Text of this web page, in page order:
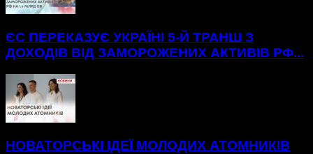
ЄС ПЕРЕКАЗУЄ УКРАЇНІ 5-Й ТРАНШ З
ДОХОДІВ ВІД ЗАМОРОЖЕНИХ АКТИВІВ РФ...
НОВАТОРСЬКІ ІДЕЇ МОЛОДИХ АТОМНИКІВ